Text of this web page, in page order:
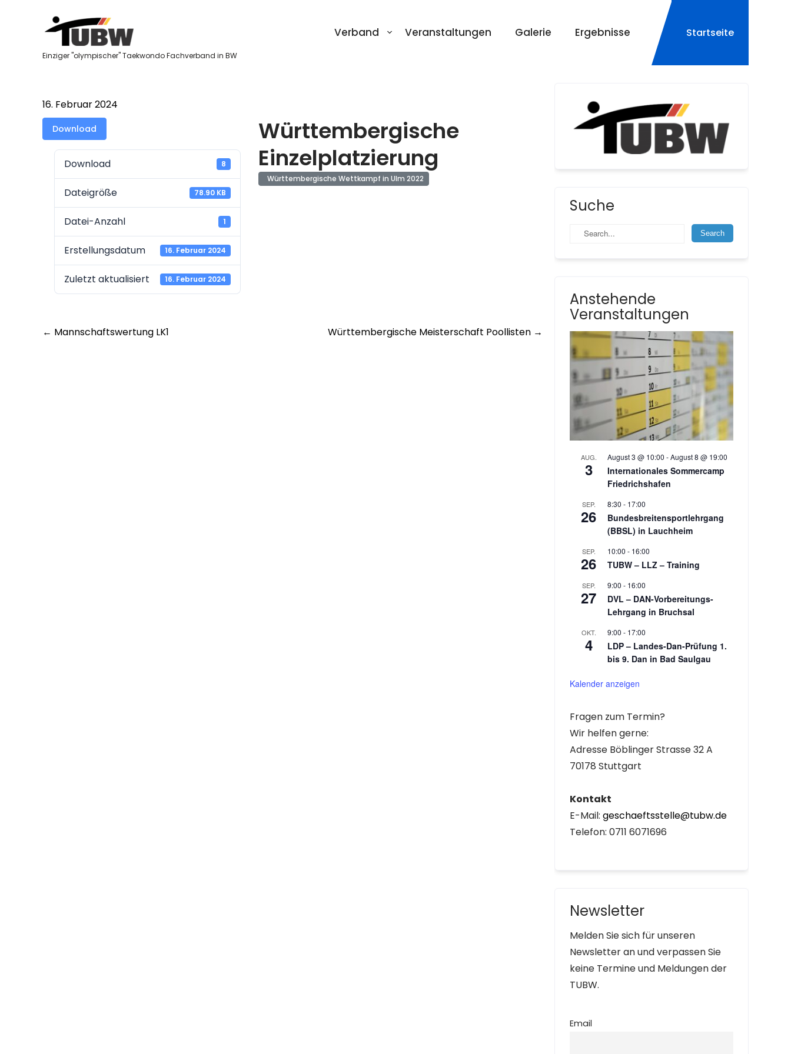
Einziger "olympischer" Taekwondo Fachverband in BW
Startseite
Verband Veranstaltungen Galerie Ergebnisse
16. Februar 2024
Download
Download 8
Dateigröße 78.90 KB
Datei-Anzahl 1
Erstellungsdatum 16. Februar 2024
Zuletzt aktualisiert 16. Februar 2024
Württembergische
Einzelplatzierung
Württembergische Wettkampf in Ulm 2022
Post
← Mannschaftswertung LK1 Württembergische Meisterschaft Poollisten →
Suche
Anstehende
Veranstaltungen
AUG.
3
August 3 @ 10:00 -August 8 @ 19:00
Internationales Sommercamp
Friedrichshafen
SEP.
26
8:30 - 17:00
Bundesbreitensportlehrgang
(BBSL) in Lauchheim
SEP.
26
10:00 - 16:00
TUBW – LLZ – Training
SEP.
27
9:00 - 16:00
DVL – DAN-Vorbereitungs-
Lehrgang in Bruchsal
OKT.
4
9:00 - 17:00
LDP – Landes-Dan-Prüfung 1.
bis 9. Dan in Bad Saulgau
Kalender anzeigen
Fragen zum Termin?
Wir helfen gerne:
Adresse Böblinger Strasse 32 A
70178 Stuttgart
Kontakt
E-Mail: geschaeftsstelle@tubw.de
Telefon: 0711 6071696
Newsletter
Melden Sie sich für unseren
Newsletter an und verpassen Sie
keine Termine und Meldungen der
TUBW.
Email